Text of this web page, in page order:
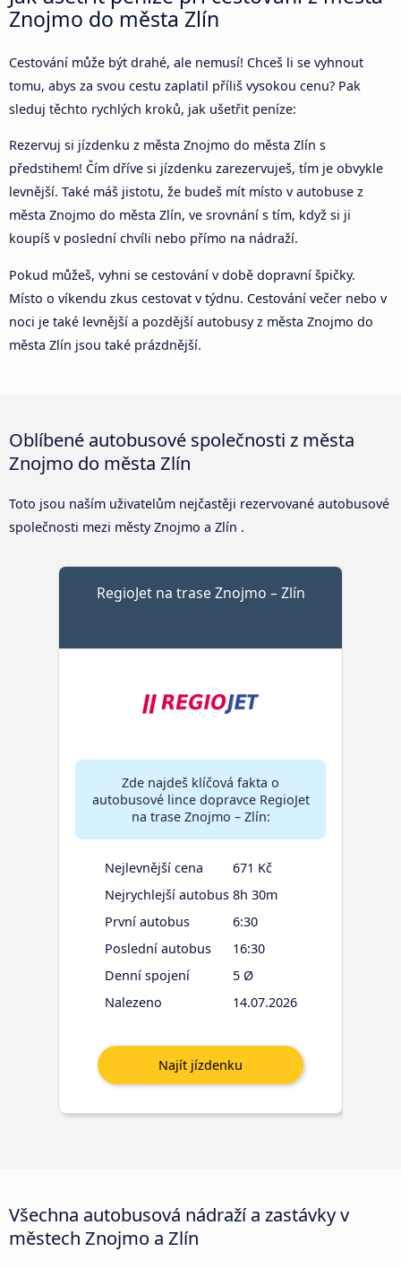
Znojmo do města Zlín
Cestování může být drahé, ale nemusí! Chceš li se vyhnout
tomu, abys za svou cestu zaplatil příliš vysokou cenu? Pak
sleduj těchto rychlých kroků, jak ušetřit peníze:
Rezervuj si jízdenku z města Znojmo do města Zlín s
předstihem! Čím dříve si jízdenku zarezervuješ, tím je obvykle
levnější. Také máš jistotu, že budeš mít místo v autobuse z
města Znojmo do města Zlín, ve srovnání s tím, když si ji
koupíš v poslední chvíli nebo přímo na nádraží.
Pokud můžeš, vyhni se cestování v době dopravní špičky.
Místo o víkendu zkus cestovat v týdnu. Cestování večer nebo v
noci je také levnější a pozdější autobusy z města Znojmo do
města Zlín jsou také prázdnější.
Oblíbené autobusové společnosti z města
Znojmo do města Zlín
Toto jsou naším uživatelům nejčastěji rezervované autobusové
společnosti mezi městy Znojmo a Zlín .
RegioJet na trase Znojmo – Zlín
Zde najdeš klíčová fakta o
autobusové lince dopravce RegioJet
na trase Znojmo – Zlín:
Nejlevnější cena
671 Kč
Nejrychlejší autobus 8h 30m
První autobus
6:30
Poslední autobus
16:30
Denní spojení
5 Ø
Nalezeno
14.07.2026
Všechna autobusová nádraží a zastávky v
městech Znojmo a Zlín